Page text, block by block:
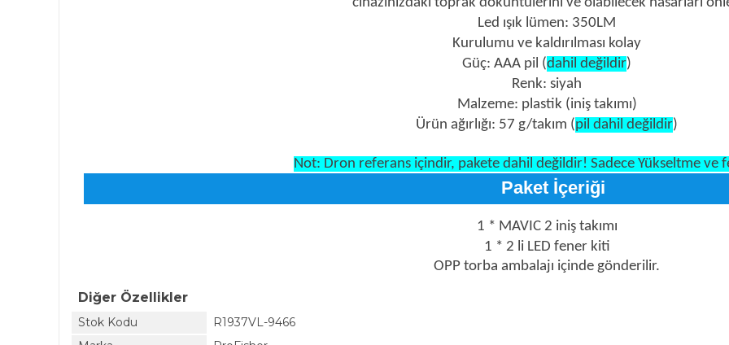
cihazınızdaki toprak döküntülerini ve olabilecek hasarları
Led ışık lümen: 350LM
Kurulumu ve kaldırılması kolay
Güç: AAA pil (dahil değildir)
Renk: siyah
Malzeme: plastik (iniş takımı)
Ürün ağırlığı: 57 g/takım (pil dahil değildir)
Not: Dron referans içindir, pakete dahil değildir! Sadece Yükseltme ve
Paket İçeriği
1 * MAVIC 2 iniş takımı
1 * 2 li LED fener kiti
OPP torba ambalajı içinde gönderilir.
Diğer Özellikler
Stok Kodu
R1937VL-9466